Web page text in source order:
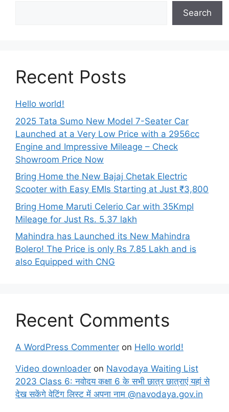
Search
Recent Posts
Hello world!
2025 Tata Sumo New Model 7-Seater Car
Launched at a Very Low Price with a 2956cc
Engine and Impressive Mileage – Check
Showroom Price Now
Bring Home the New Bajaj Chetak Electric
Scooter with Easy EMIs Starting at Just ₹3,800
Bring Home Maruti Celerio Car with 35Kmpl
Mileage for Just Rs. 5.37 lakh
Mahindra has Launched its New Mahindra
Bolero! The Price is only Rs 7.85 Lakh and is
also Equipped with CNG
Recent Comments
A WordPress Commenter on Hello world!
Video downloader on Navodaya Waiting List
2023 Class 6: नवोदय कक्षा 6 के सभी छात्र छात्राएं यहां से
देख सकेंगे वेटिंग लिस्ट में अपना नाम @navodaya.gov.in